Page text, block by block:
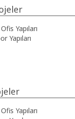
Yapıları
Yapıları
Yapıları